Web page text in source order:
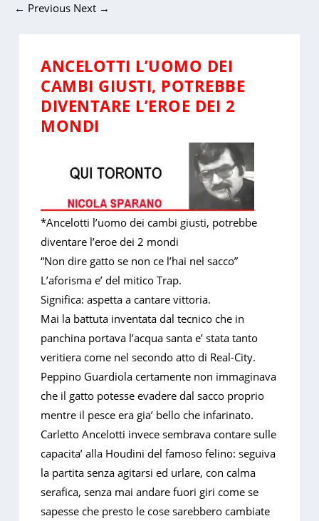
← Previous Next →
ANCELOTTI L’UOMO DEI
CAMBI GIUSTI, POTREBBE
DIVENTARE L’EROE DEI 2
MONDI
*Ancelotti l’uomo dei cambi giusti, potrebbe
diventare l’eroe dei 2 mondi
“Non dire gatto se non ce l’hai nel sacco”
L’aforisma e’ del mitico Trap.
Significa: aspetta a cantare vittoria.
Mai la battuta inventata dal tecnico che in
panchina portava l’acqua santa e’ stata tanto
veritiera come nel secondo atto di Real-City.
Peppino Guardiola certamente non immaginava
che il gatto potesse evadere dal sacco proprio
mentre il pesce era gia’ bello che infarinato.
Carletto Ancelotti invece sembrava contare sulle
capacita’ alla Houdini del famoso felino: seguiva
la partita senza agitarsi ed urlare, con calma
serafica, senza mai andare fuori giri come se
sapesse che presto le cose sarebbero cambiate